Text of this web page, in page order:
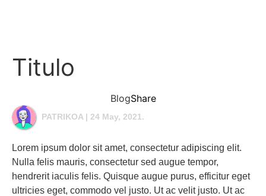
Titulo
BlogShare
PATRIKOA | 24 May, 2021.
Lorem ipsum dolor sit amet, consectetur adipiscing elit.
Nulla felis mauris, consectetur sed augue tempor,
hendrerit iaculis felis. Quisque augue purus, efficitur eget
ultricies eget, commodo vel justo. Ut ac velit justo. Ut ac